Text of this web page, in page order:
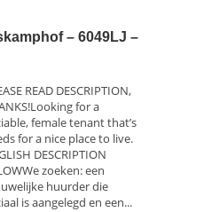
– 6049LJ –
READ DESCRIPTION,
for a
female tenant that’s
for a nice place to live.
DESCRIPTION
zoeken: een
huurder die
is aangelegd en een...